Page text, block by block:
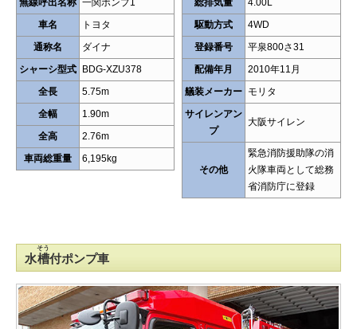
車名
トヨタ
通称名
ダイナ
シャーシ型式 BDG-XZU378
全長
5.75m
全幅
1.90m
全高
2.76m
車両総重量
6,195kg
駆動方式
4WD
登録番号
平泉800さ31
配備年月
2010年11月
艤装メーカー モリタ
サイレンアン
プ
大阪サイレン
その他
緊急消防援助隊の消
火隊車両として総務
省消防庁に登録
水槽
そう
付ポンプ車